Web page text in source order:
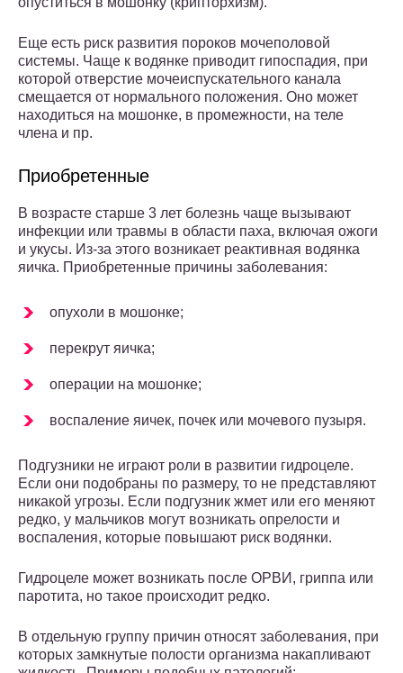
Еще есть риск развития пороков мочеполовой
системы. Чаще к водянке приводит гипоспадия, при
которой отверстие мочеиспускательного канала
смещается от нормального положения. Оно может
находиться на мошонке, в промежности, на теле
члена и пр.
Приобретенные
В возрасте старше 3 лет болезнь чаще вызывают
инфекции или травмы в области паха, включая ожоги
и укусы. Из-за этого возникает реактивная водянка
яичка. Приобретенные причины заболевания:
опухоли в мошонке;
перекрут яичка;
операции на мошонке;
воспаление яичек, почек или мочевого пузыря.
Подгузники не играют роли в развитии гидроцеле.
Если они подобраны по размеру, то не представляют
никакой угрозы. Если подгузник жмет или его меняют
редко, у мальчиков могут возникать опрелости и
воспаления, которые повышают риск водянки.
Гидроцеле может возникать после ОРВИ, гриппа или
паротита, но такое происходит редко.
В отдельную группу причин относят заболевания, при
которых замкнутые полости организма накапливают